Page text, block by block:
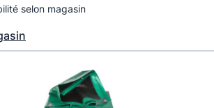
selon magasin